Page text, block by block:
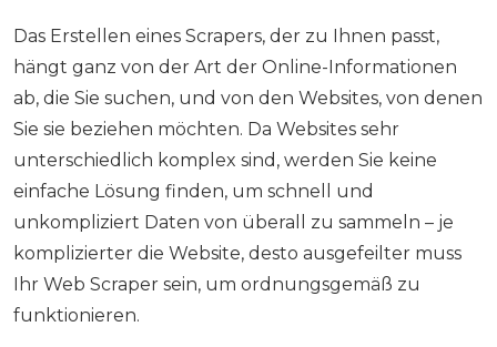
Das Erstellen eines Scrapers, der zu Ihnen passt,
hängt ganz von der Art der Online-Informationen
ab, die Sie suchen, und von den Websites, von denen
Sie sie beziehen möchten. Da Websites sehr
unterschiedlich komplex sind, werden Sie keine
einfache Lösung finden, um schnell und
unkompliziert Daten von überall zu sammeln – je
komplizierter die Website, desto ausgefeilter muss
Ihr Web Scraper sein, um ordnungsgemäß zu
funktionieren.